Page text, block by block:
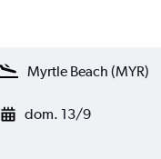
dom. 13/9